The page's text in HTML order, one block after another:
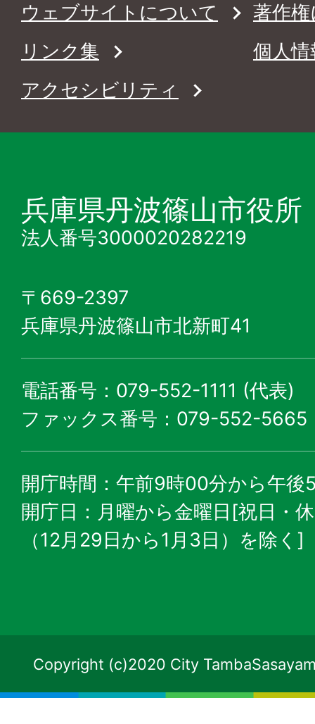
ウェブサイトについて
著作
リンク集
個人
アクセシビリティ
兵庫県丹波篠山市役所
法人番号3000020282219
〒669-2397
兵庫県丹波篠山市北新町41
電話番号：079-552-1111 (代表)
ファックス番号：079-552-5665
開庁時間：午前9時00分から午後
開庁日：月曜から金曜日[祝日・
（12月29日から1月3日）を除く]
Copyright (c)2020 City